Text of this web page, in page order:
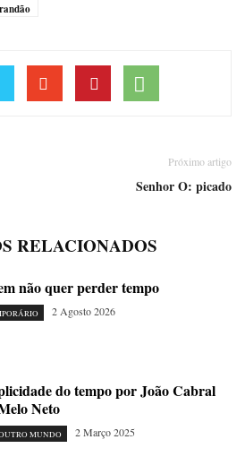
Próximo artigo
Senhor O: picado
RELACIONADOS
não quer perder tempo
2 Agosto 2026
do tempo por João Cabral
Neto
MUNDO 2 Março 2025